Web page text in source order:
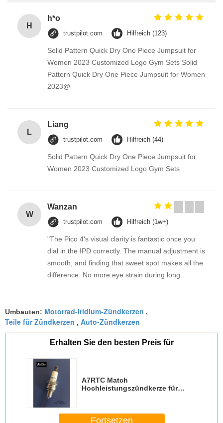
H
h*o
trustpilot.com Hilfreich (123)
Solid Pattern Quick Dry One Piece Jumpsuit for
Women 2023 Customized Logo Gym Sets Solid
Pattern Quick Dry One Piece Jumpsuit for Women
2023@
L
Liang
trustpilot.com Hilfreich (44)
Solid Pattern Quick Dry One Piece Jumpsuit for
Women 2023 Customized Logo Gym Sets
W
Wanzan
trustpilot.com Hilfreich (1w+)
"The Pico 4's visual clarity is fantastic once you
dial in the IPD correctly. The manual adjustment is
smooth, and finding that sweet spot makes all the
difference. No more eye strain during long
fantastic once you dial in the IPD correctly. The
manual adjustment is smooth, and finding that
sweet spot makes all the difference. No more eye
strain during long sessions. Highly recommend
taking the time to set it up properly!""The Pico 4's
visual clarity is fantastic once you dial in the IPD
correctly. The manual adjustment is smooth, and
finding that sweet spot makes all the difference.
No more eye strain during long sessions. Highly
recommend taking the time to set it up
Umbauten: Motorrad-Iridium-Zündkerzen ,
Teile für Zündkerzen , Auto-Zündkerzen
Erhalten Sie den besten Preis für
A7RTC Match
Hochleistungszündkerze für
Fortsetzen